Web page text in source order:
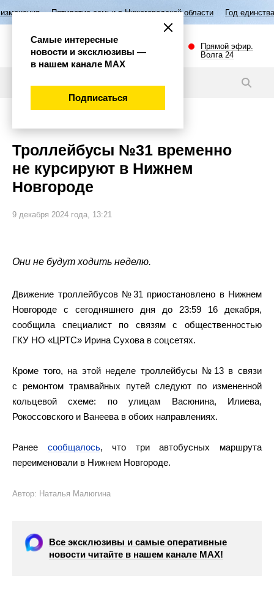
семьи в Нижегородской области Год единства народов
Прямой эфир.
Волга 24
Троллейбусы №31 временно
не курсируют в Нижнем
Новгороде
9 декабря 2024 года, 13:21
Они не будут ходить неделю.
Движение троллейбусов №31 приостановлено в Нижнем
Новгороде с сегодняшнего дня до 23:59 16 декабря,
сообщила специалист по связям с общественностью
ГКУ НО «ЦРТС» Ирина Сухова в соцсетях.
Кроме того, на этой неделе троллейбусы №13 в связи
с ремонтом трамвайных путей следуют по измененной
кольцевой схеме: по улицам Васюнина, Илиева,
Рокоссовского и Ванеева в обоих направлениях.
Ранее сообщалось, что три автобусных маршрута
переименовали в Нижнем Новгороде.
Автор: Наталья Малюгина
Все эксклюзивы и самые оперативные
новости читайте в нашем канале МАХ!
Самые интересные
новости и эксклюзивы —
в нашем канале МАХ
Подписаться